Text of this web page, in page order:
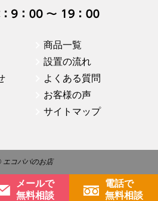
商品一覧
設置の流れ
よくある質問
お客様の声
サイトマップ
エコパパのお店
メールで
無料相談
電話で
無料相談